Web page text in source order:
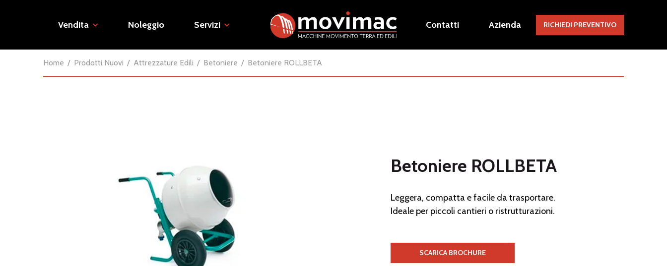
Vendita Noleggio Servizi Contatti Azienda RICHIEDI PREVENTIVO
Home Prodotti Nuovi Attrezzature Edili Betoniere Betoniere ROLLBETA
Betoniere ROLLBETA
Leggera, compatta e facile da trasportare.
Ideale per piccoli cantieri o ristrutturazioni.
SCARICA BROCHURE